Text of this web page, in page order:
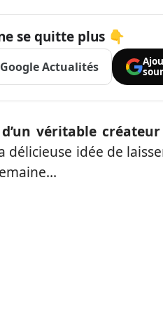
se quitte plus 👇
Google Actualités
d’un véritable
délicieuse idée de